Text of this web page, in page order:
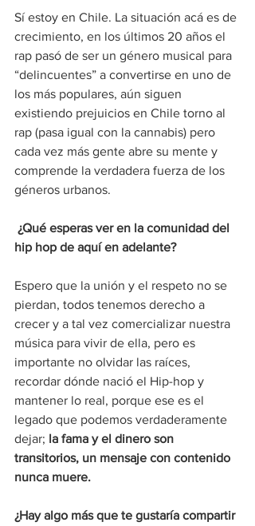
Sí estoy en Chile. La situación acá es de
crecimiento, en los últimos 20 años el
rap pasó de ser un género musical para
“delincuentes” a convertirse en uno de
los más populares, aún siguen
existiendo prejuicios en Chile torno al
rap (pasa igual con la cannabis) pero
cada vez más gente abre su mente y
comprende la verdadera fuerza de los
géneros urbanos.
hip hop de aquí en adelante?
Espero que la unión y el respeto no se
pierdan, todos tenemos derecho a
crecer y a tal vez comercializar nuestra
música para vivir de ella, pero es
importante no olvidar las raíces,
recordar dónde nació el Hip-hop y
mantener lo real, porque ese es el
legado que podemos verdaderamente
dejar; la fama y el dinero son
transitorios, un mensaje con contenido
nunca muere.
¿Hay algo más que te gustaría compartir